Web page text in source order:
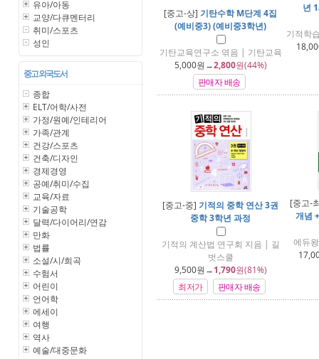
유아/아동
교양/다큐멘터리
취미/스포츠
성인
중고 외국도서
종합
ELT/어학/사전
가정/원예/인테리어
가족/관계
건강/스포츠
건축/디자인
경제경영
공예/취미/수집
교육/자료
기술공학
달력/다이어리/연감
만화
법률
소설/시/희곡
수험서
어린이
언어학
에세이
여행
역사
예술/대중문화
[중고-상]기탄수학 M단계 4집
(예비중3) (예비중3학년)
기탄교육연구소 엮음 | 기탄교육
5,000원→2,800원(44%)
판매자 배송
년
기적학
[중고-중]기적의 중학 연산 3권
중학 3학년 과정
기적의 계산법 연구회 지음 | 길
벗스쿨
9,500원→1,790원(81%)
최저가
판매자 배송
[중고-
개념
에듀